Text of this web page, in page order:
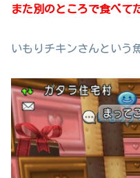
また別のところで食べて
いもりチキンさんという